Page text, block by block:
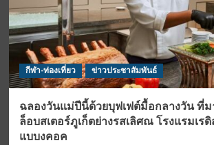
กีฬา-ท่องเที่ยว ข่าวประชาสัมพันธ์
ฉลองวันแม่ปีนี้ด้วยบุฟเฟต์มื้อกลางวัน ที่
ล็อบสเตอร์ภูเก็ตย่างรสเลิศณ โรงแรมเร
แบบงคอค